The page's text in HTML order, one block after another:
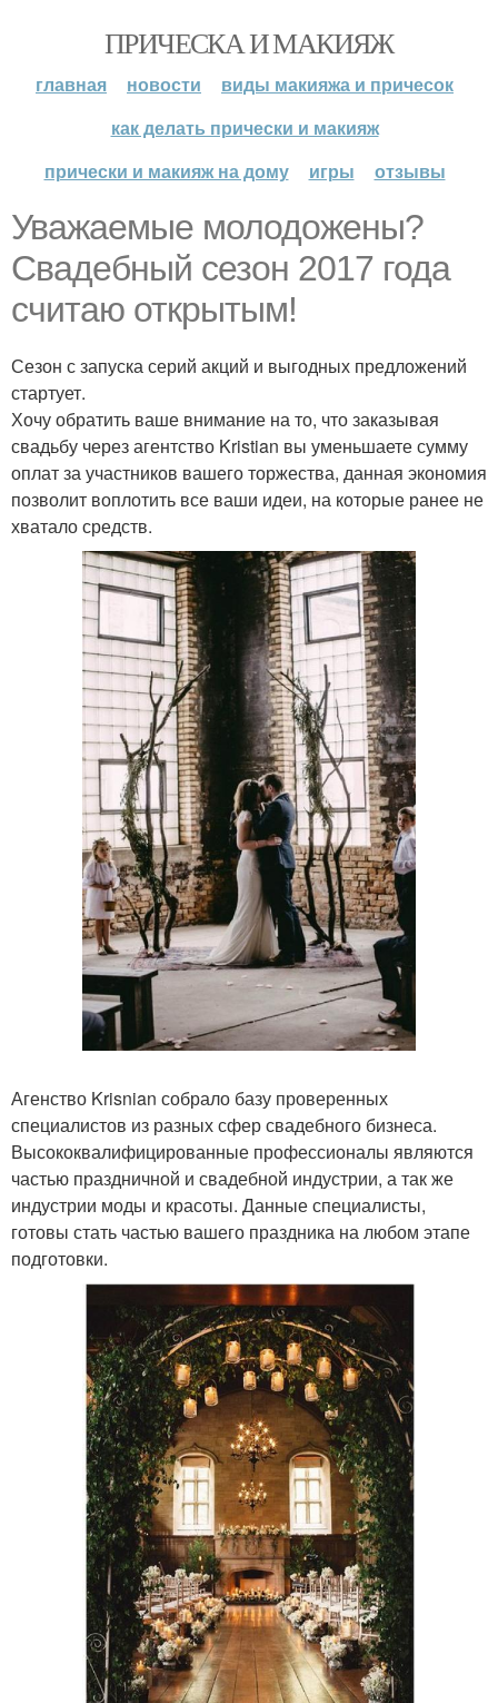
ПРИЧЕСКА И МАКИЯЖ
главная новости
виды макияжа и причесок
как делать прически и макияж
прически и макияж на дому
игры отзывы
Уважаемые молодожены?
Свадебный сезон 2017 года
считаю открытым!
Сезон с запуска серий акций и выгодных предложений
стартует.
Хочу обратить ваше внимание на то, что заказывая
свадьбу через агентство Kristian вы уменьшаете сумму
оплат за участников вашего торжества, данная экономия
позволит воплотить все ваши идеи, на которые ранее не
хватало средств.
Агенство Krisnian собрало базу проверенных
специалистов из разных сфер свадебного бизнеса.
Высококвалифицированные профессионалы являются
частью праздничной и свадебной индустрии, а так же
индустрии моды и красоты. Данные специалисты,
готовы стать частью вашего праздника на любом этапе
подготовки.